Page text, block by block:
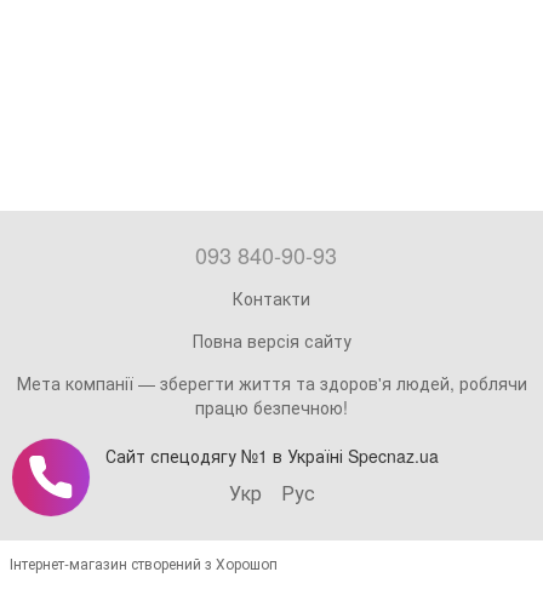
093 840-90-93
Контакти
Повна версія сайту
Мета компанії — зберегти життя та здоров'я людей, роблячи
працю безпечною!
Сайт спецодягу №1 в Україні Specnaz.ua
Укр Рус
Інтернет-магазин створений з Хорошоп